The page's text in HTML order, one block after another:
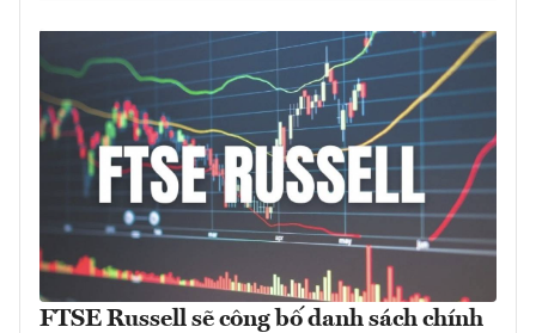
FTSE Russell sẽ công bố danh sách chính